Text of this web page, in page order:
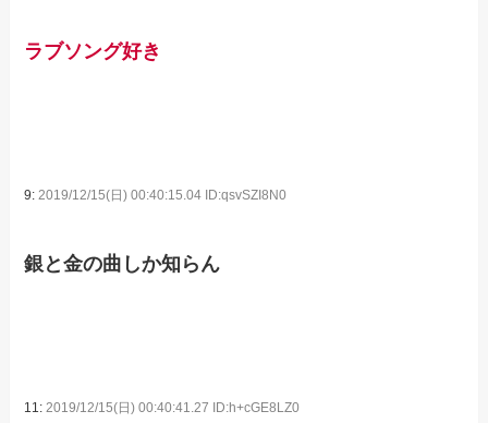
ラブソング好き
9:2019/12/15(日) 00:40:15.04 ID:qsvSZI8N0
銀と金の曲しか知らん
11:2019/12/15(日) 00:40:41.27 ID:h+cGE8LZ0